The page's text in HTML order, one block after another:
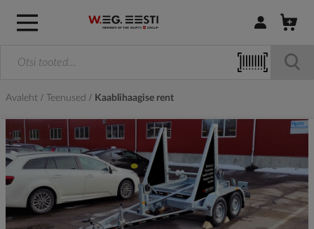
Logi sisse /
Avaleht Teenused Kaablihaagise rent